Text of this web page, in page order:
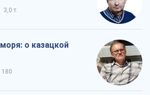
3,0 т.
о казацкой
180